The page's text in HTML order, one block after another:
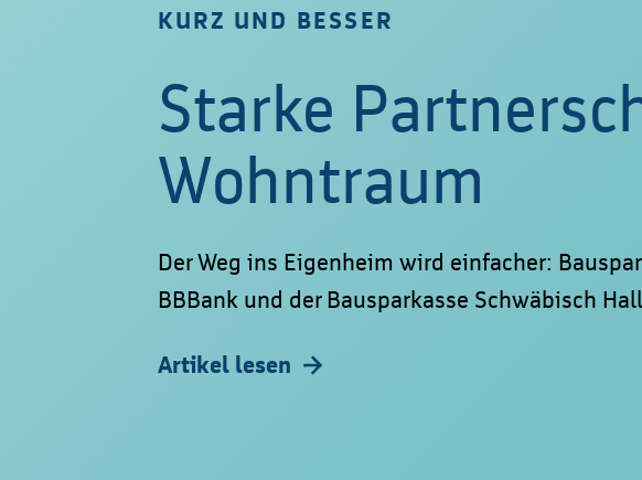
KURZ UND BESSER
Starke
Wohntraum
Der Weg ins Eigenheim wird einfacher:
BBBank und der Bausparkasse Schwäbisch
Artikel lesen